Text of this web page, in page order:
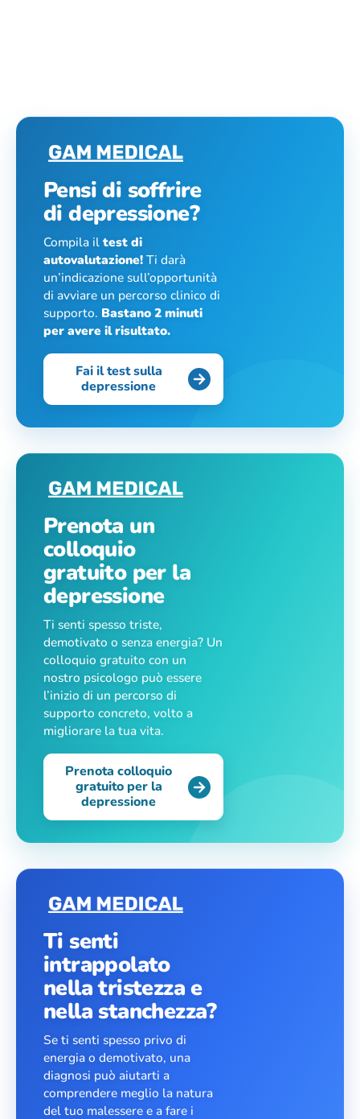
Pensi di soffrire
di depressione?
Compila iltest di
autovalutazione!Ti darà
un’indicazione sull’opportunità
di avviare un percorso clinico di
supporto. Bastano 2 minuti
per avere il risultato.
Fai il test sulla
depressione
Prenota un
colloquio
gratuito per la
depressione
Ti senti spesso triste,
demotivato o senza energia? Un
colloquio gratuito con un
nostro psicologo può essere
l’inizio di un percorso di
supporto concreto, volto a
migliorare la tua vita.
Prenota colloquio
gratuito per la
depressione
Ti senti
intrappolato
nella tristezza e
nella stanchezza?
Se ti senti spesso privo di
energia o demotivato, una
diagnosi può aiutarti a
comprendere meglio la natura
del tuo malessere e a fare i